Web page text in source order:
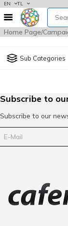
EN TL
Home Page
Sub Categories
Subscribe to
Subscribe to our